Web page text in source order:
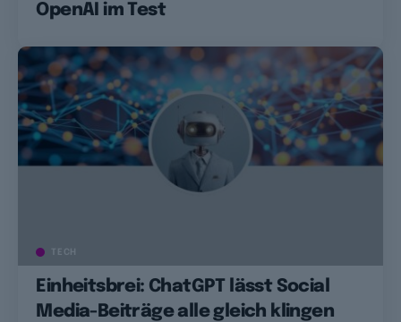
OpenAI im Test
TECH
Einheitsbrei: ChatGPT lässt Social
Media-Beiträge alle gleich klingen